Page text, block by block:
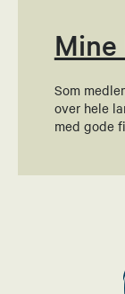
95144155
Send epost
Ståle
Leder
Som
over hele
med gode